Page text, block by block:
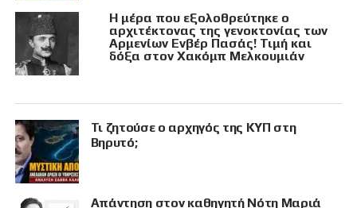
Η μέρα που εξολοθρεύτηκε ο
αρχιτέκτονας της γενοκτονίας των
Αρμενίων Ενβέρ Πασάς! Τιμή και
δόξα στον Χακόμπ Μελκουμιάν
Τι ζητούσε ο αρχηγός της ΚΥΠ στη
Βηρυτό;
Απάντηση στον καθηγητή Νότη Μαριά